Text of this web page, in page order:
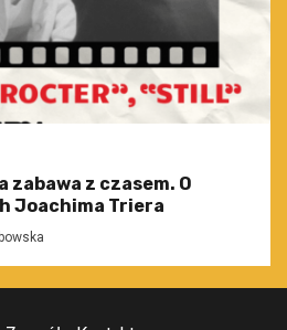
zabawa z czasem. O
Joachima Triera